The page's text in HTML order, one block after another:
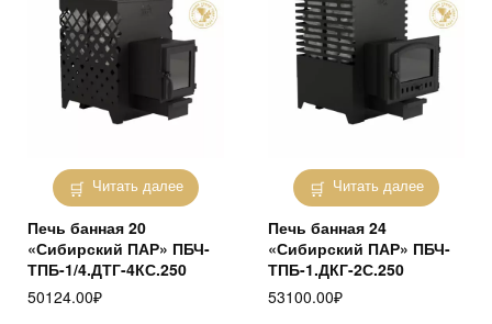
Читать далее
Печь банная 20
«Сибирский ПАР» ПБЧ-
ТПБ-1/4.ДТГ-4КС.250
50124.00₽
Читать далее
Печь банная 24
«Сибирский ПАР» ПБЧ-
ТПБ-1.ДКГ-2С.250
53100.00₽